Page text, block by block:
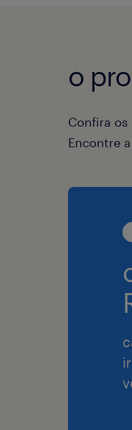
o
Confira
Encontre